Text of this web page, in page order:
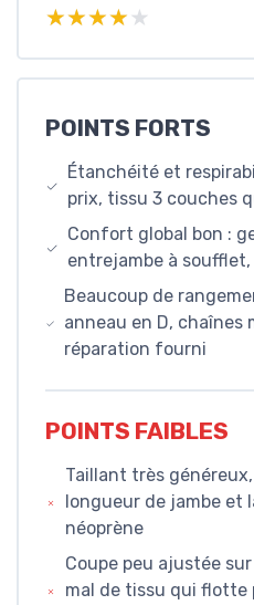
★★★★★
★★★★★
POINTS FORTS
Étanchéité et
prix, tissu 3 couches
Confort global bon :
entrejambe à
Beaucoup de
anneau en D, chaînes
réparation fourni
POINTS FAIBLES
Taillant très
longueur de jambe et
néoprène
Coupe peu ajustée
mal de tissu qui flotte